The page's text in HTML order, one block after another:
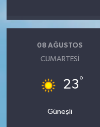
08 AĞUSTOS
CUMARTESI
23°
Güneşli